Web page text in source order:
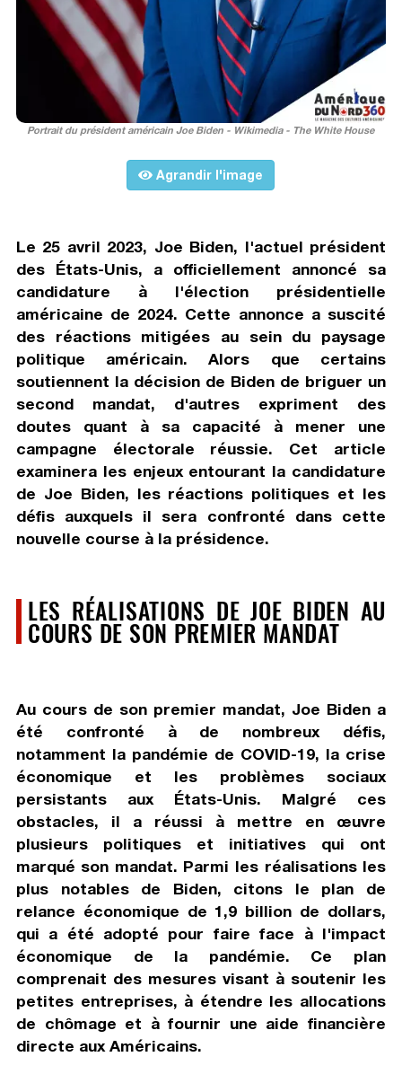
Portrait du président américain Joe Biden - Wikimedia - The White House
Agrandir l'image
Le 25 avril 2023, Joe Biden, l'actuel président
des États-Unis, a officiellement annoncé sa
candidature à l'élection présidentielle
américaine de 2024. Cette annonce a suscité
des réactions mitigées au sein du paysage
politique américain. Alors que certains
soutiennent la décision de Biden de briguer un
second mandat, d'autres expriment des
doutes quant à sa capacité à mener une
campagne électorale réussie. Cet article
examinera les enjeux entourant la candidature
de Joe Biden, les réactions politiques et les
défis auxquels il sera confronté dans cette
nouvelle course à la présidence.
LES RÉALISATIONS DE JOE BIDEN AU
COURS DE SON PREMIER MANDAT
Au cours de son premier mandat, Joe Biden a
été confronté à de nombreux défis,
notamment la pandémie de COVID-19, la crise
économique et les problèmes sociaux
persistants aux États-Unis. Malgré ces
obstacles, il a réussi à mettre en œuvre
plusieurs politiques et initiatives qui ont
marqué son mandat. Parmi les réalisations les
plus notables de Biden, citons le plan de
relance économique de 1,9 billion de dollars,
qui a été adopté pour faire face à l'impact
économique de la pandémie. Ce plan
comprenait des mesures visant à soutenir les
petites entreprises, à étendre les allocations
de chômage et à fournir une aide financière
directe aux Américains.